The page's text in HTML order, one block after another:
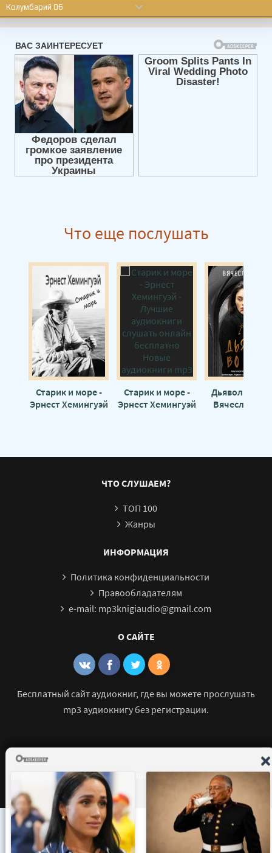
Колумбарий 06
Колумбарий 07
Колумбарий 08
Колумбарий 09
Колумбарий 10
Колумбарий 11
Колумбарий 12
Колумбарий 13
Колумбарий 14
Колумбарий 19
Колумбарий 20
Колумбарий 21
Колумбарий 22
Колумбарий 23
Колумбарий 24
Колумбарий 25
Колумбарий 26
Что еще послушать
Старик и море -
Эрнест Хемингуэй
Старик и море -
Эрнест Хемингуэй
Дьявол во
Вячеслав
ЧТО СЛУШАЕМ?
ТОП 100
Жанры
ИНФОРМАЦИЯ
Политика конфиденциальности
Правообладателям
e-mail: mp3knigiaudio@gmail.com
О САЙТЕ
Бесплатный сайт аудиокниг, где вы можете прослушать
mp3 аудиокнигу без регистрации.
© 2021 - 2026 mp3-knigi-audio.com Все права защищены